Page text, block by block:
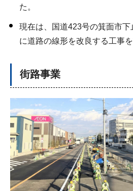
た。
現在は、国道423号の箕面市
に道路の線形を改良する工事を
街路事業